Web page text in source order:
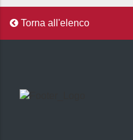
Torna all'elenco